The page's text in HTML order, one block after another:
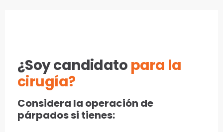
¿Soy candidato para la
cirugía?
Considera la operación de
párpados si tienes: